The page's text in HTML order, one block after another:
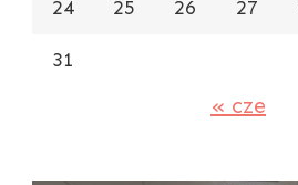
24 25 26 27
31
« cze